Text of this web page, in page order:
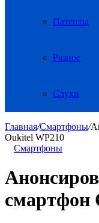
Патенты
Разное
Слухи
Главная/Смартфоны/
Oukitel WP210
Смартфоны
смартфон